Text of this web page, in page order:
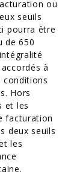
ou
seuils
pourra être
de 650
à
conditions
Hors
et les
facturation
deux seuils
les